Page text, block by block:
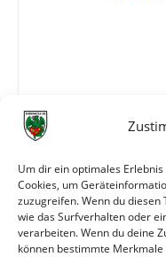
Um dir ein optimales
Cookies, um
zuzugreifen. Wenn du
wie das Surfverhalten oder
verarbeiten. Wenn du deine
können bestimmte
2:0
3:0
4:0